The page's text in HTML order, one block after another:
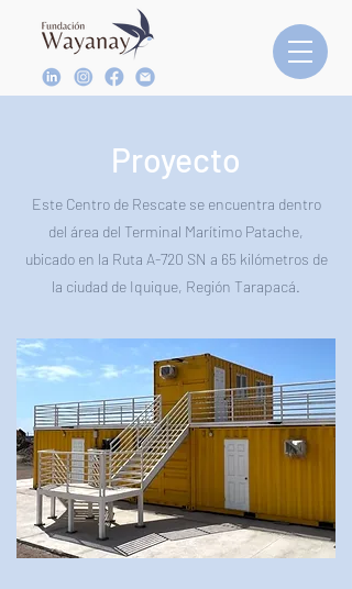
Proyecto
Este Centro de Rescate se encuentra dentro
del área del Terminal Marítimo Patache,
ubicado en la Ruta A-720 SN a 65 kilómetros de
la ciudad de Iquique, Región Tarapacá.